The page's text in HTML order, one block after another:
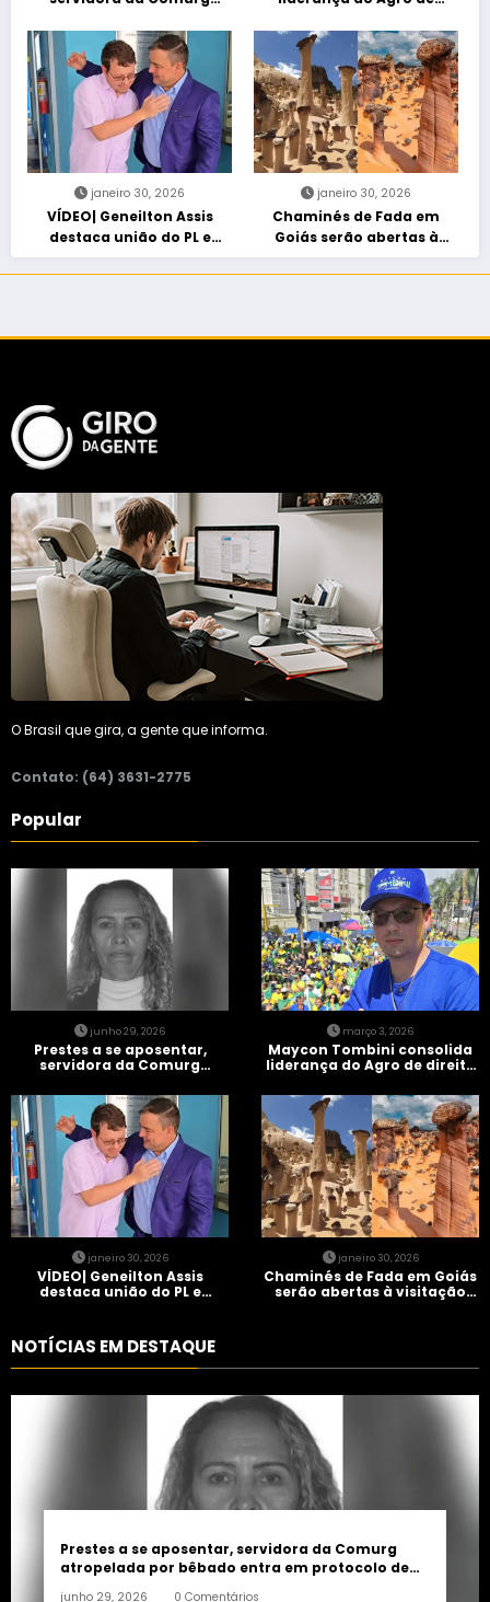
entra em protocolo de
morte encefálica
“Acorda Brasil” em Goiânia
janeiro 30, 2026
VÍDEO| Geneilton Assis
destaca união do PL e
consolidação de apoio a
Maycon Tombini em Jataí
janeiro 30, 2026
Chaminés de Fada em
Goiás serão abertas à
visitação controlada
O Brasil que gira, a gente que informa.
Contato: (64) 3631-2775
Popular
junho 29, 2026
Prestes a se aposentar,
servidora da Comurg
entra em protocolo de
morte encefálica
março 3, 2026
Maycon Tombini consolida
liderança do Agro de direita
Brasil” em Goiânia
janeiro 30, 2026
VÍDEO| Geneilton Assis
destaca união do PL e
janeiro 30, 2026
Chaminés de Fada em Goiás
serão abertas à visitação
NOTÍCIAS EM DESTAQUE
Prestes a se aposentar, servidora da Comurg
atropelada por bêbado entra em protocolo de
junho 29, 2026 0 Comentários